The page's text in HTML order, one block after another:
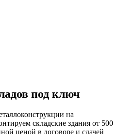
под ключ
на
складские здания от 500
ценой в договоре и сдачей